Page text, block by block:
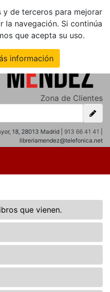
y de terceros para mejorar
la navegación. Si continúa
que acepta su uso.
información
Zona de Clientes
18, 28013 Madrid | 913 66 41 41
libreriamendez@telefonica.net
que vienen.